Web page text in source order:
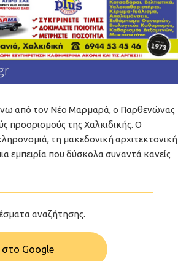
από τον Νέο Μαρμαρά, ο Παρθενώνας
προορισμούς της Χαλκιδικής. Ο
τη μακεδονική αρχιτεκτονική
εμπειρία που δύσκολα συναντά κανείς
αναζήτησης.
Google